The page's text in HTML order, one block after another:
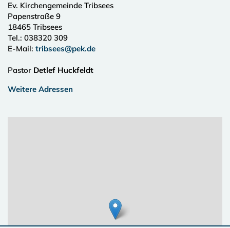
Ev. Kirchengemeinde Tribsees
Papenstraße 9
18465 Tribsees
Tel.: 038320 309
E-Mail: tribsees@pek.de
Pastor Detlef Huckfeldt
Weitere Adressen